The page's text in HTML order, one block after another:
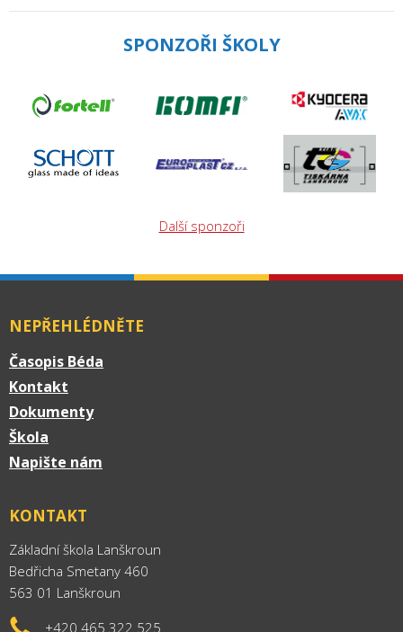
SPONZOŘI ŠKOLY
Další sponzoři
NEPŘEHLÉDNĚTE
Časopis Béda
Kontakt
Dokumenty
Škola
Napište nám
KONTAKT
Základní škola Lanškroun
Bedřicha Smetany 460
563 01 Lanškroun
+420 465 322 525